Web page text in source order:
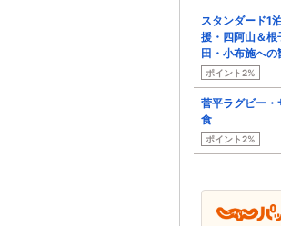
スタンダード1
援・四阿山＆
田・小布施への
ポイント2%
菅平ラグビー
食
ポイント2%